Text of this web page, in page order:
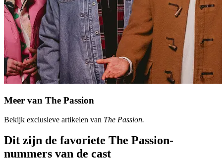
Meer van The Passion
Bekijk exclusieve artikelen van The Passion.
Dit zijn de favoriete The Passion-
nummers van de cast